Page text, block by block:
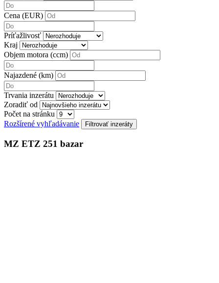
Cena (EUR)
Príťažlivosť
Kraj
Objem motora (ccm)
Najazdené (km)
Trvania inzerátu
Zoradiť od
Počet na stránku
Rozšírené vyhľadávanie
MZ ETZ 251 bazar